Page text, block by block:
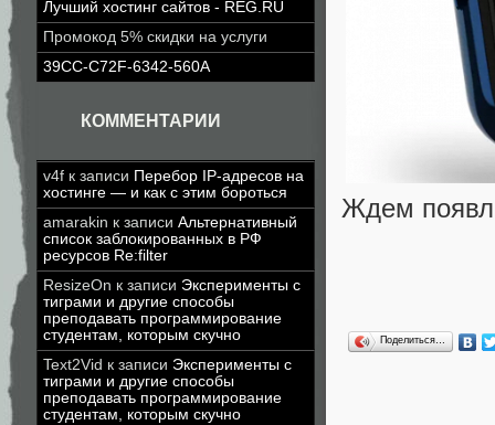
Лучший хостинг сайтов - REG.RU
Промокод 5% скидки на услуги
39CC-C72F-6342-560A
КОММЕНТАРИИ
v4f к записи Перебор IP-адресов на
хостинге — и как с этим бороться
amarakin к записи Альтернативный
список заблокированных в РФ
ресурсов Re:filter
ResizeOn к записи Эксперименты с
тиграми и другие способы
преподавать программирование
студентам, которым скучно
Text2Vid к записи Эксперименты с
тиграми и другие способы
преподавать программирование
студентам, которым скучно
Ждем
Поделиться…